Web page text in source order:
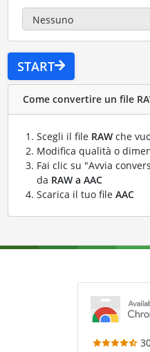
START
Come convertire un file
Scegli il file RAWche
Modifica qualità o
Fai clic su "Avvia
da RAW a AAC
Scarica il tuo file AAC